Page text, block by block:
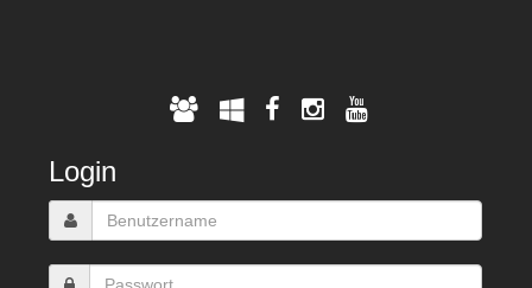
Login